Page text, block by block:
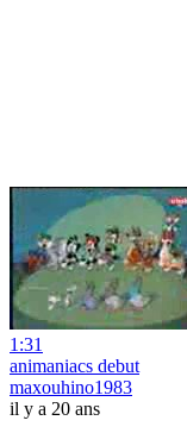
1:31
animaniacs debut
maxouhino1983
il y a 20 ans